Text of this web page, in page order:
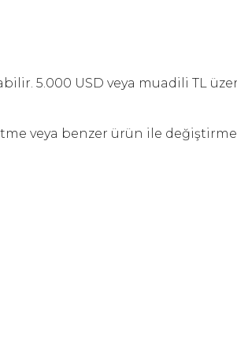
5.000 USD veya muadili TL
veya benzer ürün ile